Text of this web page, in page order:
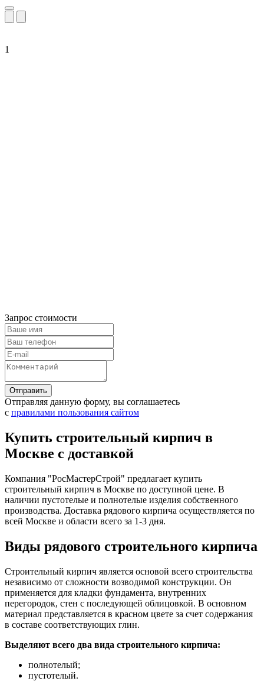
1
Запрос стоимости
Отправляя данную форму, вы соглашаетесь
с правилами пользования сайтом
Купить строительный кирпич в
Москве с доставкой
Компания "РосМастерСтрой" предлагает купить
строительный кирпич в Москве по доступной цене. В
наличии пустотелые и полнотелые изделия собственного
производства. Доставка рядового кирпича осуществляется по
всей Москве и области всего за 1-3 дня.
Виды рядового строительного кирпича
Строительный кирпич является основой всего строительства
независимо от сложности возводимой конструкции. Он
применяется для кладки фундамента, внутренних
перегородок, стен с последующей облицовкой. В основном
материал представляется в красном цвете за счет содержания
в составе соответствующих глин.
Выделяют всего два вида строительного кирпича:
полнотелый;
пустотелый.